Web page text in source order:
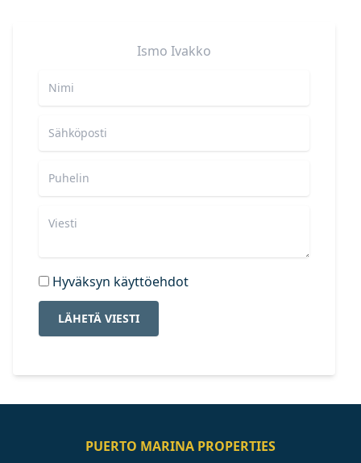
Ismo Ivakko
Hyväksyn käyttöehdot
LÄHETÄ VIESTI
PUERTO MARINA PROPERTIES